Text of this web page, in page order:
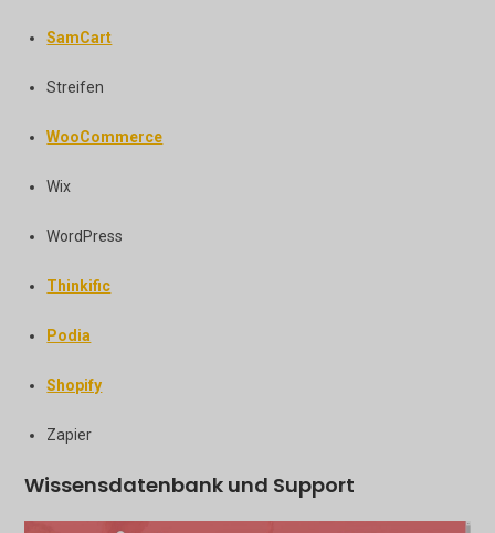
SamCart
Streifen
WooCommerce
Wix
WordPress
Thinkific
Podia
Shopify
Zapier
Wissensdatenbank und Support